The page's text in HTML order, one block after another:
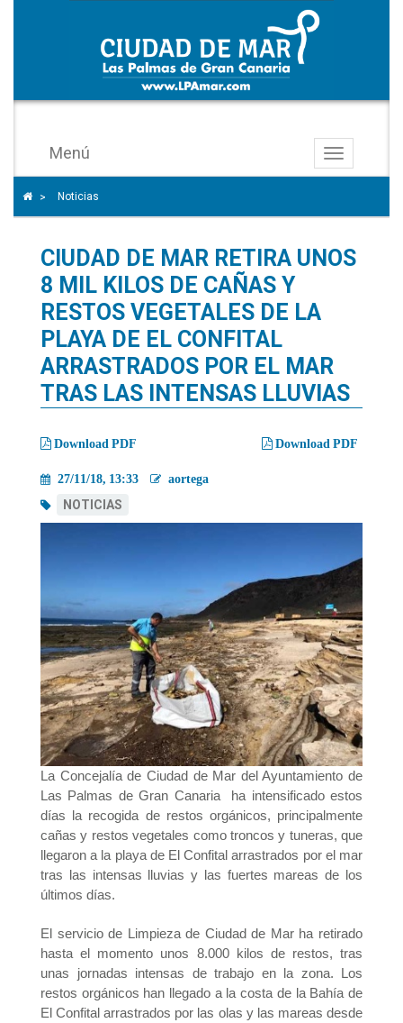
Toggle
navigation
Menú
Home icon to go to the home page
>
para
separar
enlaces
del
rastro
de
migas
Noticias
CIUDAD DE MAR RETIRA UNOS
8 MIL KILOS DE CAÑAS Y
RESTOS VEGETALES DE LA
PLAYA DE EL CONFITAL
ARRASTRADOS POR EL MAR
TRAS LAS INTENSAS LLUVIAS
Download PDF
Download PDF
27/11/18, 13:33 aortega
NOTICIAS
La Concejalía de Ciudad de Mar del Ayuntamiento de
Las Palmas de Gran Canaria ha intensificado estos
días la recogida de restos orgánicos, principalmente
cañas y restos vegetales como troncos y tuneras, que
llegaron a la playa de El Confital arrastrados por el mar
tras las intensas lluvias y las fuertes mareas de los
últimos días.
El servicio de Limpieza de Ciudad de Mar ha retirado
hasta el momento unos 8.000 kilos de restos, tras
unas jornadas intensas de trabajo en la zona. Los
restos orgánicos han llegado a la costa de la Bahía de
El Confital arrastrados por las olas y las mareas desde